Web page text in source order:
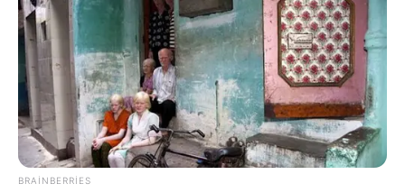
Bu 4 bürcü çətin günlər gözləyir
44 0 0
BRAINBERRIES